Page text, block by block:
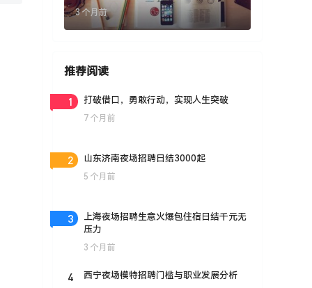
3 个月前
推荐阅读
1 打破借口，勇敢行动，实现人生突破
7 个月前
2 山东济南夜场招聘日结3000起
5 个月前
3
上海夜场招聘生意火爆包住宿日结千元无
压力
3 个月前
4 西宁夜场模特招聘门槛与职业发展分析